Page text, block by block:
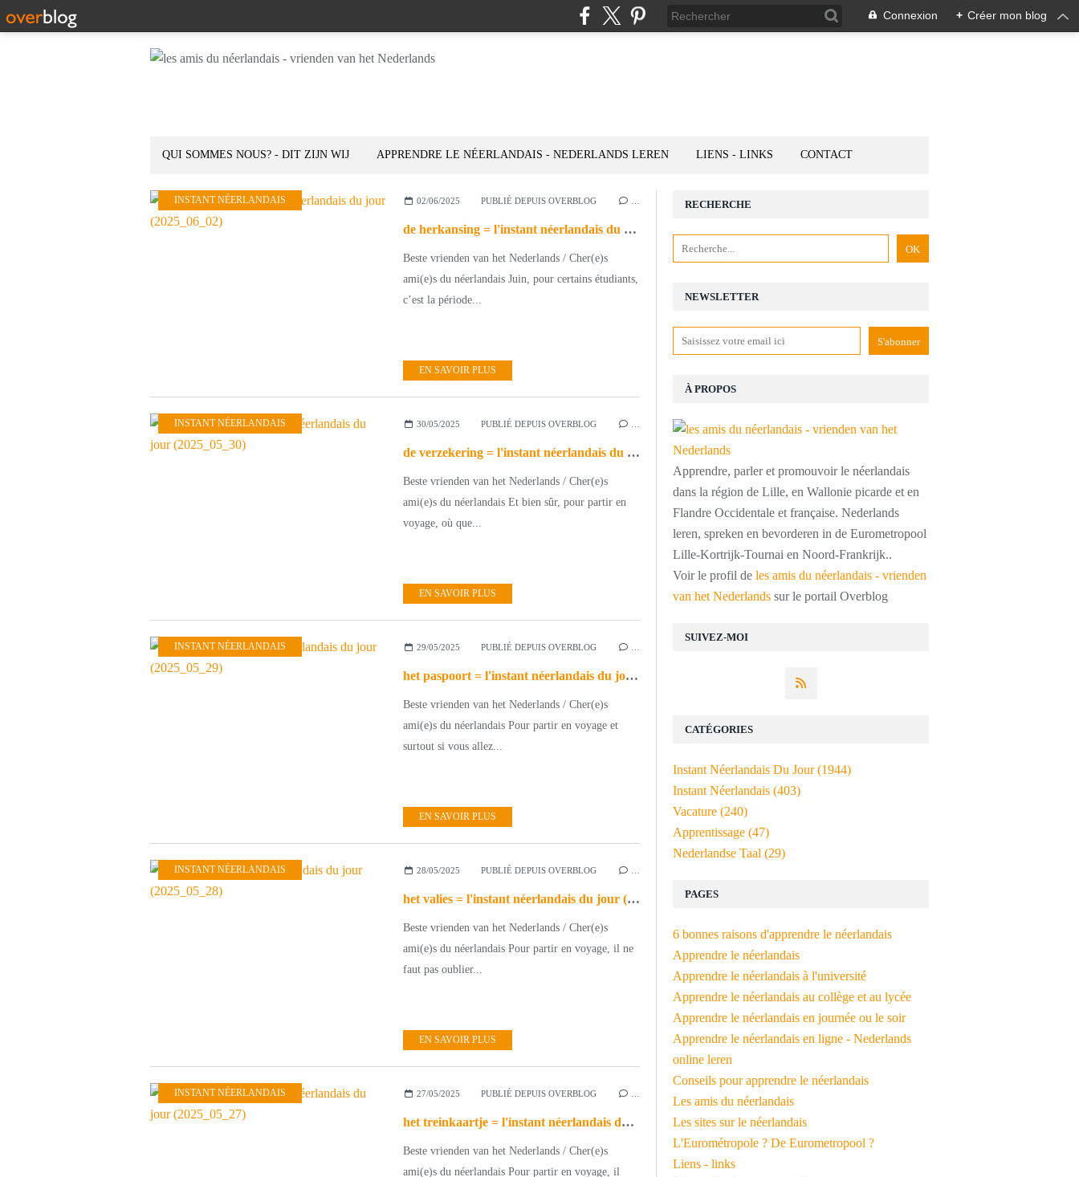
Connexion + Créer mon blog
QUI SOMMES NOUS? - DIT ZIJN WIJ APPRENDRE LE NÉERLANDAIS - NEDERLANDS LEREN LIENS - LINKS CONTACT
INSTANT NÉERLANDAIS 02/06/2025 PUBLIÉ DEPUIS OVERBLOG
de herkansing = l'instant néerlandais du jour (2025_06_02)
Beste vrienden van het Nederlands / Cher(e)s
ami(e)s du néerlandais Juin, pour certains étudiants,
c’est la période...
EN SAVOIR PLUS
INSTANT NÉERLANDAIS 30/05/2025 PUBLIÉ DEPUIS OVERBLOG
de verzekering = l'instant néerlandais du jour (2025_05_30)
Beste vrienden van het Nederlands / Cher(e)s
ami(e)s du néerlandais Et bien sûr, pour partir en
voyage, où que...
EN SAVOIR PLUS
INSTANT NÉERLANDAIS 29/05/2025 PUBLIÉ DEPUIS OVERBLOG
het paspoort = l'instant néerlandais du jour (2025_05_29)
Beste vrienden van het Nederlands / Cher(e)s
ami(e)s du néerlandais Pour partir en voyage et
surtout si vous allez...
EN SAVOIR PLUS
INSTANT NÉERLANDAIS 28/05/2025 PUBLIÉ DEPUIS OVERBLOG
het valies = l'instant néerlandais du jour (2025_05_28)
Beste vrienden van het Nederlands / Cher(e)s
ami(e)s du néerlandais Pour partir en voyage, il ne
faut pas oublier...
EN SAVOIR PLUS
INSTANT NÉERLANDAIS 27/05/2025 PUBLIÉ DEPUIS OVERBLOG
het treinkaartje = l'instant néerlandais du jour (2025_05_27)
Beste vrienden van het Nederlands / Cher(e)s
ami(e)s du néerlandais Pour partir en voyage, il
NEWSLETTER
SUIVEZ-MOI
RECHERCHE
À PROPOS
Apprendre, parler et promouvoir le néerlandais
dans la région de Lille, en Wallonie picarde et en
Flandre Occidentale et française. Nederlands
leren, spreken en bevorderen in de Eurometropool
Lille-Kortrijk-Tournai en Noord-Frankrijk..
Voir le profil de les amis du néerlandais - vrienden
van het Nederlands sur le portail Overblog
PAGES
6 bonnes raisons d'apprendre le néerlandais
Apprendre le néerlandais
Apprendre le néerlandais à l'université
Apprendre le néerlandais au collège et au lycée
Apprendre le néerlandais en journée ou le soir
Apprendre le néerlandais en ligne - Nederlands
online leren
Conseils pour apprendre le néerlandais
Les amis du néerlandais
Les sites sur le néerlandais
L'Eurométropole ? De Eurometropool ?
Liens - links
CATÉGORIES
Instant Néerlandais Du Jour(1944)
Instant Néerlandais (403)
Vacature (240)
Apprentissage (47)
Nederlandse Taal (29)